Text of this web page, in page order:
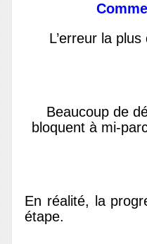
L’erreur la
Beaucoup de
bloquent à mi-
En réalité, la
étape.